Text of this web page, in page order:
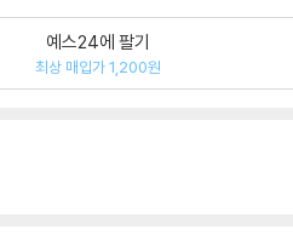
예스24에 팔기
최상 매입가 1,200원